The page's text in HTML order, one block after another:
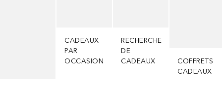
CADEAUX
PAR
OCCASION
RECHERCHE
DE
CADEAUX
COFFRETS
CADEAUX